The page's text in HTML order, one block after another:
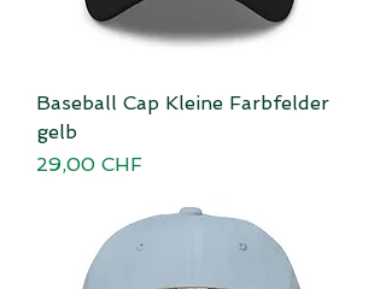
Baseball Cap Kleine Farbfelder
gelb
Preis
29,00 CHF